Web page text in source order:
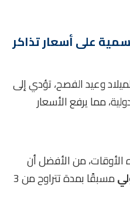
على أسعار تذاكر
وعيد الفصح، تؤدي إلى
مما يرفع الأسعار
من الأفضل أن
مسبقًا بمدة تتراوح من 3